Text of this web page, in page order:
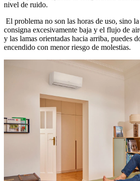
nivel de ruido.
El problema no son las horas de uso, sino
consigna excesivamente baja y el flujo de
y las lamas orientadas hacia arriba, puedes
encendido con menor riesgo de molestias.